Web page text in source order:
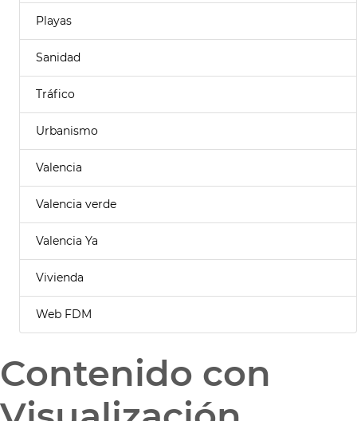
Playas
Sanidad
Tráfico
Urbanismo
Valencia
Valencia verde
Valencia Ya
Vivienda
Web FDM
Contenido con